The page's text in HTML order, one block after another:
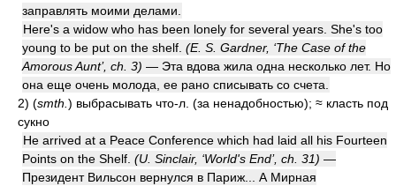
заправлять моими делами.
Here's a widow who has been lonely for several years. She's too
young to be put on the shelf. (E. S. Gardner, ‘The Case of the
Amorous Aunt’, ch. 3) — Эта вдова жила одна несколько лет. Но
она еще очень молода, ее рано списывать со счета.
2) (smth. ) выбрасывать что-л. (за ненадобностью); ≈ класть под
сукно
He arrived at a Peace Conference which had laid all his Fourteen
Points on the Shelf. (U. Sinclair, ‘World's End’, ch. 31) —
Президент Вильсон вернулся в Париж... А Мирная